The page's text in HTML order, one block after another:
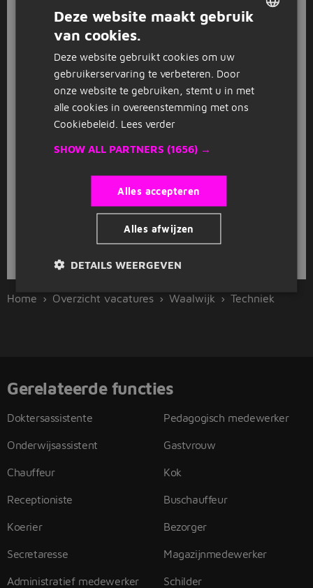
Technicum Berkel-Enschot (12 km)
NS Monteur Mechatronica
Technicum Tilburg (14 km)
2.800 tot 3.600 36 - 40 uur
Home Overzicht vacatures Waalwijk Techniek
Gerelateerde functies
Doktersassistente
Onderwijsassistent
Chauffeur
Receptioniste
Koerier
Secretaresse
Administratief medewerker
Pedagogisch medewerker
Gastvrouw
Kok
Buschauffeur
Bezorger
Magazijnmedewerker
Schilder
Deze website maakt gebruik
van cookies.
Deze website gebruikt cookies om uw
gebruikerservaring te verbeteren. Door
onze website te gebruiken, stemt u in met
alle cookies in overeenstemming met ons
Cookiebeleid. Lees verder
SHOW ALL PARTNERS (1656) →
Alles accepteren
Alles afwijzen
DETAILS WEERGEVEN